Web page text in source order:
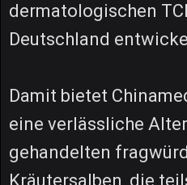
dermatologischen
Deutschland
Damit bietet
eine verlässliche
gehandelten
Kräutersalben, die